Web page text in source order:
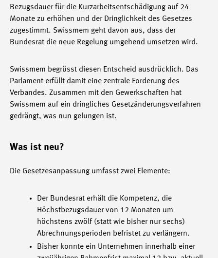
Bezugsdauer für die Kurzarbeitsentschädigung auf 24
Monate zu erhöhen und der Dringlichkeit des Gesetzes
zugestimmt. Swissmem geht davon aus, dass der
Bundesrat die neue Regelung umgehend umsetzen wird.
Swissmem begrüsst diesen Entscheid ausdrücklich. Das
Parlament erfüllt damit eine zentrale Forderung des
Verbandes. Zusammen mit den Gewerkschaften hat
Swissmem auf ein dringliches Gesetzänderungsverfahren
gedrängt, was nun gelungen ist.
Was ist neu?
Die Gesetzesanpassung umfasst zwei Elemente:
Der Bundesrat erhält die Kompetenz, die
Höchstbezugsdauer von 12 Monaten um
höchstens zwölf (statt wie bisher nur sechs)
Abrechnungsperioden befristet zu verlängern.
Bisher konnte ein Unternehmen innerhalb einer